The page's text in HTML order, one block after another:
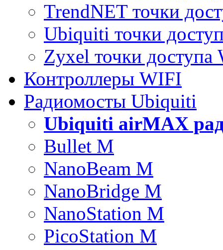
TrendNET точки
Ubiquiti точки
Zyxel точки доступа
Контроллеры WIFI
Радиомосты Ubiquiti
Ubiquiti airMAX
Bullet M
NanoBeam M
NanoBridge M
NanoStation M
PicoStation M